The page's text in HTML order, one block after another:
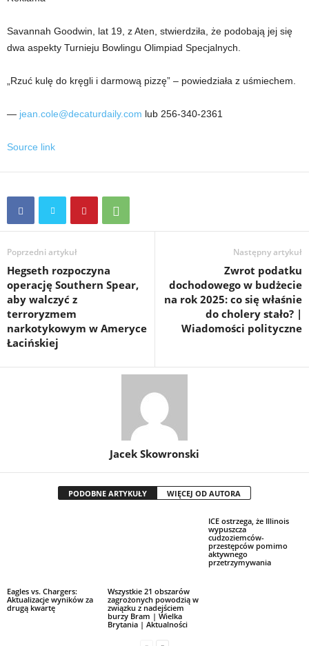
Savannah Goodwin, lat 19, z Aten, stwierdziła, że ​​podobają jej się
dwa aspekty Turnieju Bowlingu Olimpiad Specjalnych.
„Rzuć kulę do kręgli i darmową pizzę” – powiedziała z uśmiechem.
— jean.cole@decaturdaily.com lub 256-340-2361
Source link
Poprzedni artykuł
Hegseth rozpoczyna
operację Southern Spear,
aby walczyć z
terroryzmem
narkotykowym w Ameryce
Łacińskiej
Następny artykuł
Zwrot podatku
dochodowego w budżecie
na rok 2025: co się właśnie
do cholery stało? |
Wiadomości polityczne
Jacek Skowronski
PODOBNE ARTYKUŁY WIĘCEJ OD AUTORA
Eagles vs. Chargers:
Aktualizacje wyników za
drugą kwartę
Wszystkie 21 obszarów
zagrożonych powodzią w
związku z nadejściem
burzy Bram | Wielka
Brytania | Aktualności
ICE ostrzega, że ​​Illinois
wypuszcza
cudzoziemców-
przestępców pomimo
aktywnego
przetrzymywania